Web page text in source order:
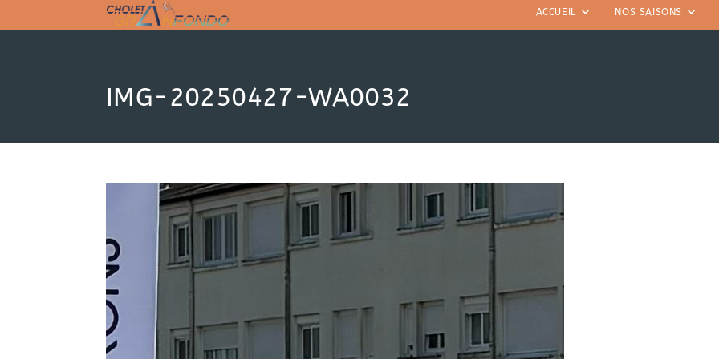
to
ACCUEIL NOS SAISONS
IMG-20250427-WA0032